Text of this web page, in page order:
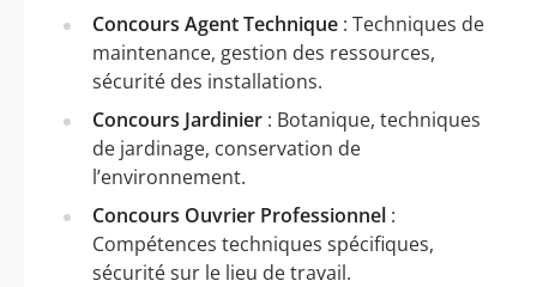
Concours Agent Technique : Techniques de
maintenance, gestion des ressources,
sécurité des installations.
Concours Jardinier : Botanique, techniques
de jardinage, conservation de
l’environnement.
Concours Ouvrier Professionnel :
Compétences techniques spécifiques,
sécurité sur le lieu de travail.